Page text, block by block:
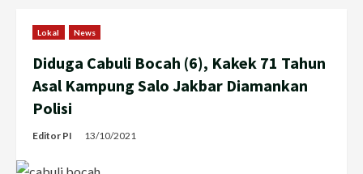
Lokal News
Diduga Cabuli Bocah (6), Kakek 71 Tahun
Asal Kampung Salo Jakbar Diamankan
Polisi
Editor PI 13/10/2021